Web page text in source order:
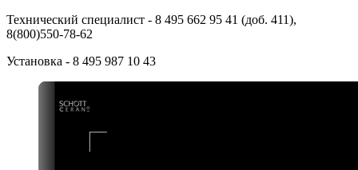
Технический специалист - 8 495 662 95 41 (доб. 411),
8(800)550-78-62
Установка - 8 495 987 10 43